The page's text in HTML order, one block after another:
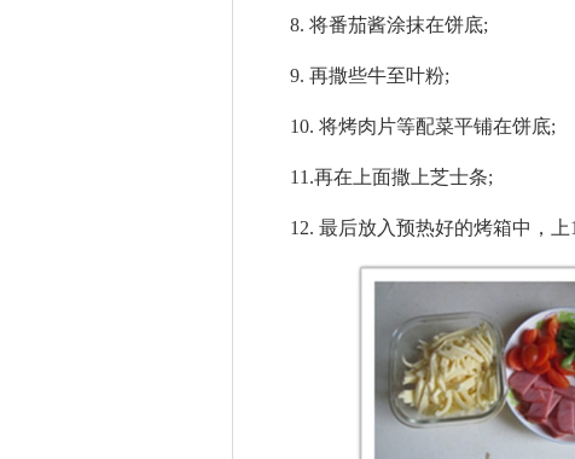
8. 将番茄酱涂抹在饼底;
9. 再撒些牛至叶粉;
10. 将烤肉片等配菜平铺在饼底;
11.再在上面撒上芝士条;
12. 最后放入预热好的烤箱中，上